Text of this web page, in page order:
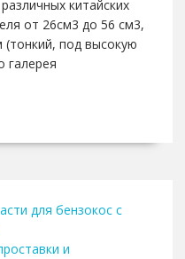
китайских
от 26см3 до 56 см3,
под высокую
галерея
для бензокос с
и